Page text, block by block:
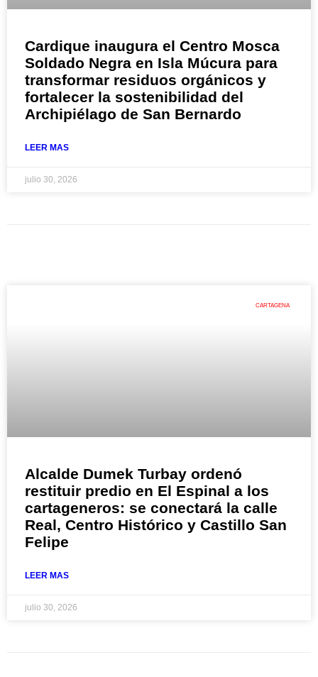
Cardique inaugura el Centro Mosca
Soldado Negra en Isla Múcura para
transformar residuos orgánicos y
fortalecer la sostenibilidad del
Archipiélago de San Bernardo
LEER MAS
julio 30, 2026
CARTAGENA
Alcalde Dumek Turbay ordenó
restituir predio en El Espinal a los
cartageneros: se conectará la calle
Real, Centro Histórico y Castillo San
Felipe
LEER MAS
julio 30, 2026